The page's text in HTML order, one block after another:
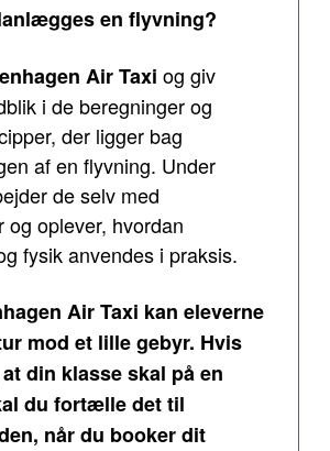
en flyvning?
Air Taxi og giv
i de beregninger og
der ligger bag
af en flyvning. Under
de selv med
og oplever, hvordan
fysik anvendes i praksis.
Air Taxi kan eleverne
mod et lille gebyr. Hvis
din klasse skal på en
du fortælle det til
når du booker dit